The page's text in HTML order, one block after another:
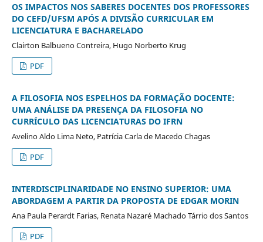
OS IMPACTOS NOS SABERES DOCENTES DOS PROFESSORES
DO CEFD/UFSM APÓS A DIVISÃO CURRICULAR EM
LICENCIATURA E BACHARELADO
Clairton Balbueno Contreira, Hugo Norberto Krug
PDF
A FILOSOFIA NOS ESPELHOS DA FORMAÇÃO DOCENTE:
UMA ANÁLISE DA PRESENÇA DA FILOSOFIA NO
CURRÍCULO DAS LICENCIATURAS DO IFRN
Avelino Aldo Lima Neto, Patrícia Carla de Macedo Chagas
PDF
INTERDISCIPLINARIDADE NO ENSINO SUPERIOR: UMA
ABORDAGEM A PARTIR DA PROPOSTA DE EDGAR MORIN
Ana Paula Perardt Farias, Renata Nazaré Machado Tárrio dos Santos
PDF